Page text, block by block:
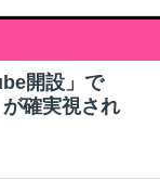
開設」で
が確実視され